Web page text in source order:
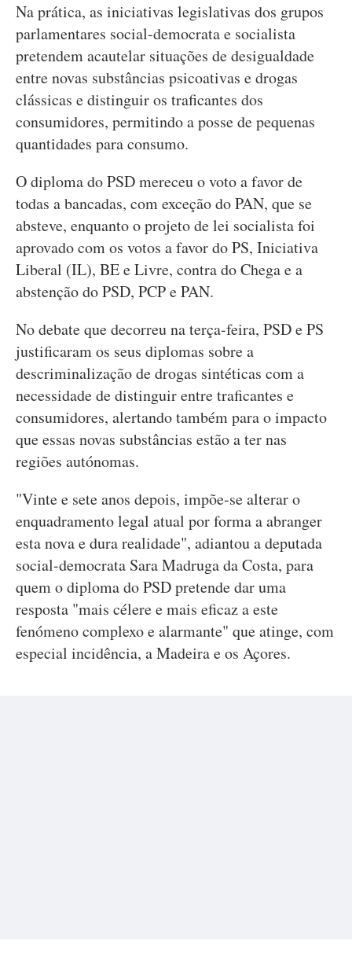
Na prática, as iniciativas legislativas dos grupos
parlamentares social-democrata e socialista
pretendem acautelar situações de desigualdade
entre novas substâncias psicoativas e drogas
clássicas e distinguir os traficantes dos
consumidores, permitindo a posse de pequenas
quantidades para consumo.
O diploma do PSD mereceu o voto a favor de
todas a bancadas, com exceção do PAN, que se
absteve, enquanto o projeto de lei socialista foi
aprovado com os votos a favor do PS, Iniciativa
Liberal (IL), BE e Livre, contra do Chega e a
abstenção do PSD, PCP e PAN.
No debate que decorreu na terça-feira, PSD e PS
justificaram os seus diplomas sobre a
descriminalização de drogas sintéticas com a
necessidade de distinguir entre traficantes e
consumidores, alertando também para o impacto
que essas novas substâncias estão a ter nas
regiões autónomas.
"Vinte e sete anos depois, impõe-se alterar o
enquadramento legal atual por forma a abranger
esta nova e dura realidade", adiantou a deputada
social-democrata Sara Madruga da Costa, para
quem o diploma do PSD pretende dar uma
resposta "mais célere e mais eficaz a este
fenómeno complexo e alarmante" que atinge, com
especial incidência, a Madeira e os Açores.